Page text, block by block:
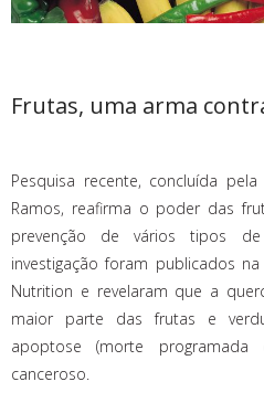
Frutas, uma arma
Pesquisa recente, concluída
Ramos, reafirma o poder das
prevenção de vários tipos
investigação foram publicados
Nutrition e revelaram que a
maior parte das frutas e
apoptose (morte
canceroso.